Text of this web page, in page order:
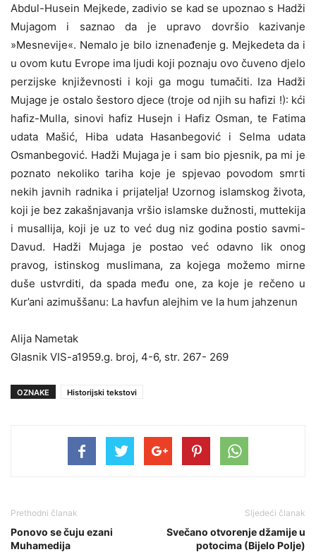
Abdul-Husein Mejkede, zadivio se kad se upoznao s Hadži
Mujagom i saznao da je upravo dovršio kazivanje
»Mesnevije«. Nemalo je bilo iznenađenje g. Mejkedeta da i
u ovom kutu Evrope ima ljudi koji poznaju ovo čuveno djelo
perzijske književnosti i koji ga mogu tumačiti. Iza Hadži
Mujage je ostalo šestoro djece (troje od njih su hafizi !): kći
hafiz-Mulla, sinovi hafiz Husejn i Hafiz Osman, te Fatima
udata Mašić, Hiba udata Hasanbegović i Selma udata
Osmanbegović. Hadži Mujaga je i sam bio pjesnik, pa mi je
poznato nekoliko tariha koje je spjevao povodom smrti
nekih javnih radnika i prijatelja! Uzornog islamskog života,
koji je bez zakašnjavanja vršio islamske dužnosti, muttekija
i musallija, koji je uz to već dug niz godina postio savmi-
Davud. Hadži Mujaga je postao već odavno lik onog
pravog, istinskog muslimana, za kojega možemo mirne
duše ustvrditi, da spada među one, za koje je rečeno u
Kur’ani azimuššanu: La havfun alejhim ve la hum jahzenun
Alija Nametak
Glasnik VIS-a1959.g. broj, 4-6, str. 267- 269
OZNAKE Historijski tekstovi
Prethodni članak
Ponovo se čuju ezani
Muhamedija
Sljedeći članak
Svečano otvorenje džamije u
potocima (Bijelo Polje)